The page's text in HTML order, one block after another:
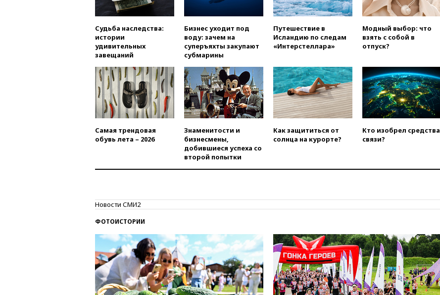
вчера, 21:35После пожара на
уголовное дело
вчера, 21:26Лидеры сборной
Хорватии
вчера, 21:15Пентагон
опубликовал 16 новых видео с
НЛО
вчера, 21:00На границе
Украины с Польшей скопилось
свыше 6,5 тысячи грузовиков
пройдет в 2026 году
Белгородской области
вчера, 20:30Лидию Невзорову
заочно арестовали по делу о
финансировании
экстремизма
Судьба наследства:
истории
удивительных
завещаний
Бизнес уходит под
воду: зачем на
суперъяхты закупают
субмарины
Путешествие в
Исландию по следам
«Интерстеллара»
Модный выбор: что
взять с собой в
отпуск?
Самая трендовая
обувь лета – 2026
Знаменитости и
бизнесмены,
добившиеся успеха со
второй попытки
Как защититься от
солнца на курорте?
Кто изобрел средства
связи?
Новости СМИ2
ФОТОИСТОРИИ